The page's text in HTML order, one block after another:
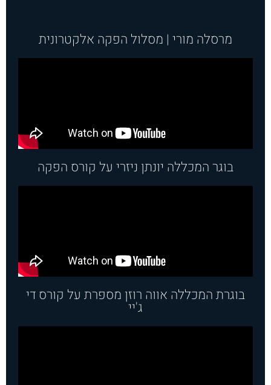
בוגרת המכללה אווה רוזן מספרת על קורס די
ג'יי
בוגר המכללה יונתן ניזרי על קורס הפקה
מרסלה מורי | מסלול הפקה אלקטרונית